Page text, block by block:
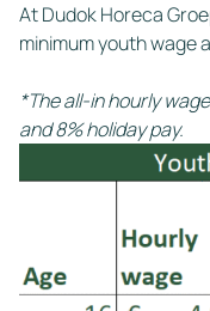
At Dudok Horeca
minimum youth wage
*The all-in hourly
and 8% holiday pay.